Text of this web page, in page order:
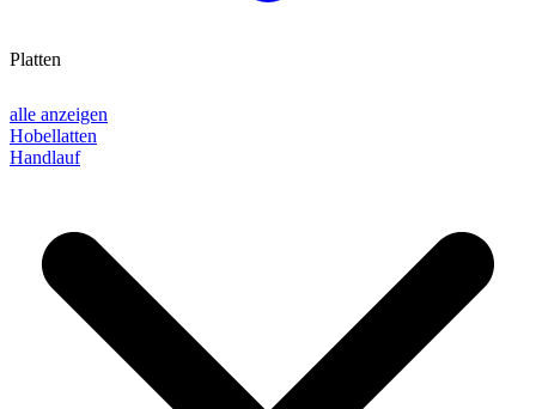
alle anzeigen
Hobellatten
Handlauf
Platten